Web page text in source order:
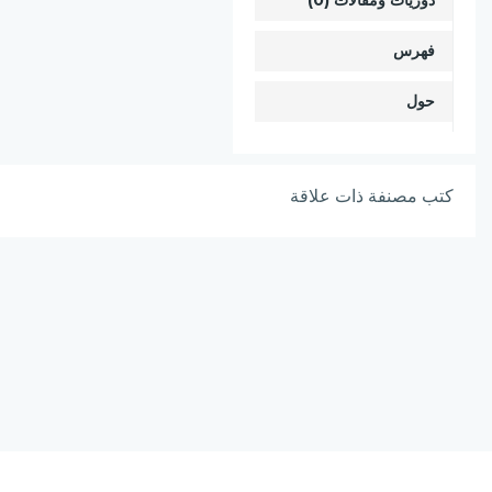
فهرس
حول
كتب مصنفة ذات علاقة